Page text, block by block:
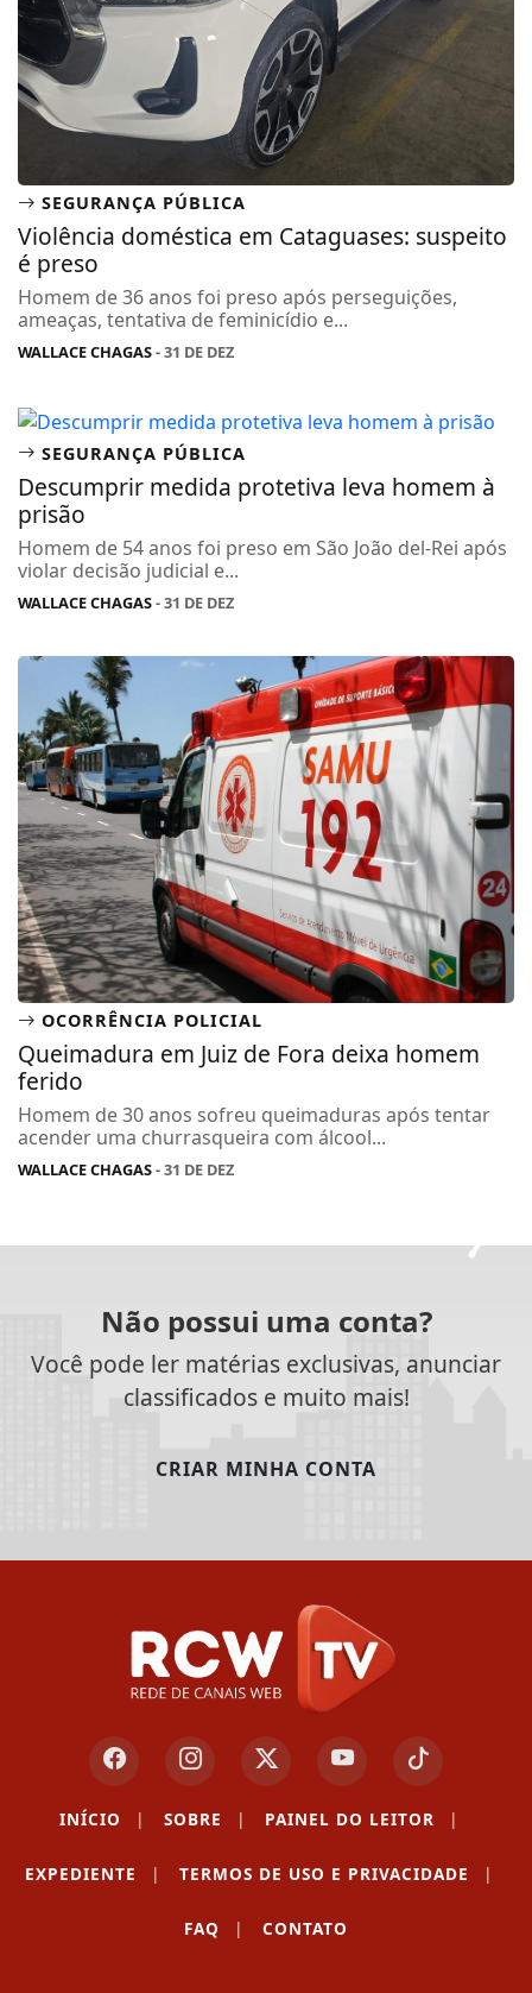
SEGURANÇA PÚBLICA
Violência doméstica em Cataguases: suspeito
é preso
Homem de 36 anos foi preso após perseguições,
ameaças, tentativa de feminicídio e...
WALLACE CHAGAS- 31 DE DEZ
SEGURANÇA PÚBLICA
Descumprir medida protetiva leva homem à
prisão
Homem de 54 anos foi preso em São João del-Rei após
violar decisão judicial e...
WALLACE CHAGAS- 31 DE DEZ
OCORRÊNCIA POLICIAL
Queimadura em Juiz de Fora deixa homem
ferido
Homem de 30 anos sofreu queimaduras após tentar
acender uma churrasqueira com álcool...
WALLACE CHAGAS- 31 DE DEZ
Não possui uma conta?
Você pode ler matérias exclusivas, anunciar
classificados e muito mais!
CRIAR MINHA CONTA
INÍCIO | SOBRE | PAINEL DO LEITOR |
EXPEDIENTE | TERMOS DE USO E PRIVACIDADE |
FAQ | CONTATO